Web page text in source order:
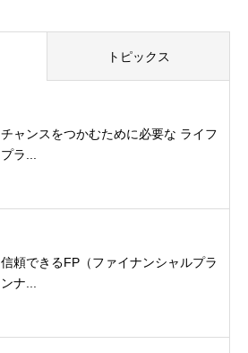
トピックス
チャンスをつかむために必要な ライフ
プラ...
信頼できるFP（ファイナンシャルプラ
ンナ...